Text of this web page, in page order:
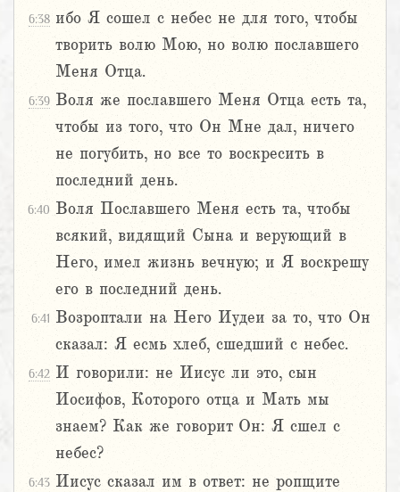
6:38 ибо Я сошел с небес не для того, чтобы
творить волю Мою, но волю пославшего
Меня Отца.
6:39 Воля же пославшего Меня Отца есть та,
чтобы из того, что Он Мне дал, ничего
не погубить, но все то воскресить в
последний день.
6:40 Воля Пославшего Меня есть та, чтобы
всякий, видящий Сына и верующий в
Него, имел жизнь вечную; и Я воскрешу
его в последний день.
6:41 Возроптали на Него Иудеи за то, что Он
сказал: Я есмь хлеб, сшедший с небес.
6:42 И говорили: не Иисус ли это, сын
Иосифов, Которого отца и Мать мы
знаем? Как же говорит Он: Я сшел с
небес?
6:43 Иисус сказал им в ответ: не ропщите